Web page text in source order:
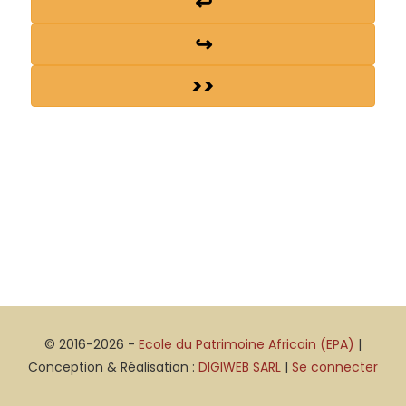
↪
>>
© 2016-2026 - Ecole du Patrimoine Africain (EPA) |
Conception & Réalisation : DIGIWEB SARL | Se connecter